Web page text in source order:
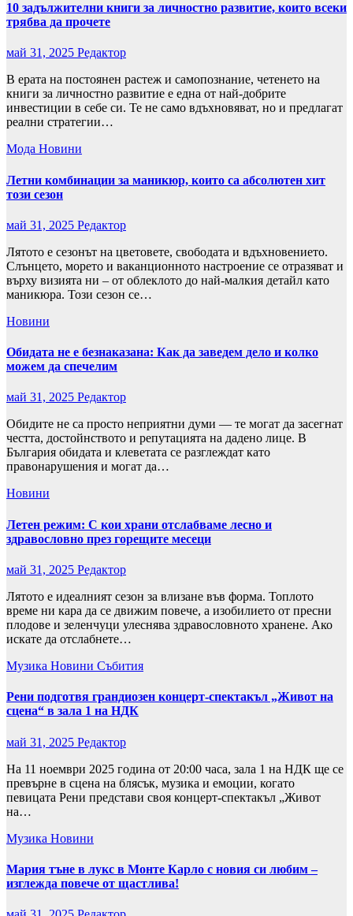
10 задължителни книги за личностно развитие, които всеки
трябва да прочете
май 31, 2025 Редактор
В ерата на постоянен растеж и самопознание, четенето на
книги за личностно развитие е една от най-добрите
инвестиции в себе си. Те не само вдъхновяват, но и предлагат
реални стратегии…
Мода Новини
Летни комбинации за маникюр, които са абсолютен хит
този сезон
май 31, 2025 Редактор
Лятото е сезонът на цветовете, свободата и вдъхновението.
Слънцето, морето и ваканционното настроение се отразяват и
върху визията ни – от облеклото до най-малкия детайл като
маникюра. Този сезон се…
Новини
Обидата не е безнаказана: Как да заведем дело и колко
можем да спечелим
май 31, 2025 Редактор
Обидите не са просто неприятни думи — те могат да засегнат
честта, достойнството и репутацията на дадено лице. В
България обидата и клеветата се разглеждат като
правонарушения и могат да…
Новини
Летен режим: С кои храни отслабваме лесно и
здравословно през горещите месеци
май 31, 2025 Редактор
Лятото е идеалният сезон за влизане във форма. Топлото
време ни кара да се движим повече, а изобилието от пресни
плодове и зеленчуци улеснява здравословното хранене. Ако
искате да отслабнете…
Музика Новини Събития
Рени подготвя грандиозен концерт-спектакъл „Живот на
сцена“ в зала 1 на НДК
май 31, 2025 Редактор
На 11 ноември 2025 година от 20:00 часа, зала 1 на НДК ще се
превърне в сцена на блясък, музика и емоции, когато
певицата Рени представи своя концерт-спектакъл „Живот
на…
Музика Новини
Мария тъне в лукс в Монте Карло с новия си любим –
изглежда повече от щастлива!